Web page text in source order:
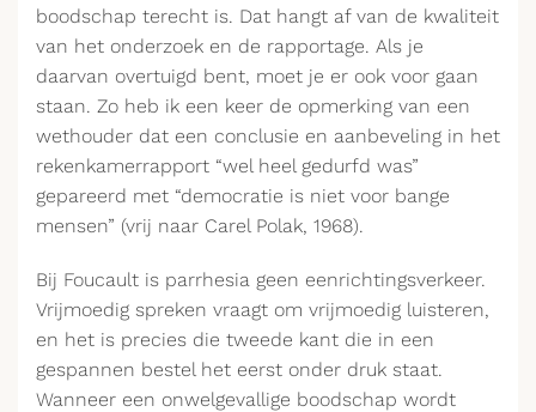
boodschap terecht is. Dat hangt af van de kwaliteit
van het onderzoek en de rapportage. Als je
daarvan overtuigd bent, moet je er ook voor gaan
staan. Zo heb ik een keer de opmerking van een
wethouder dat een conclusie en aanbeveling in het
rekenkamerrapport “wel heel gedurfd was”
gepareerd met “democratie is niet voor bange
mensen” (vrij naar Carel Polak, 1968).
Bij Foucault is parrhesia geen eenrichtingsverkeer.
Vrijmoedig spreken vraagt om vrijmoedig luisteren,
en het is precies die tweede kant die in een
gespannen bestel het eerst onder druk staat.
Wanneer een onwelgevallige boodschap wordt